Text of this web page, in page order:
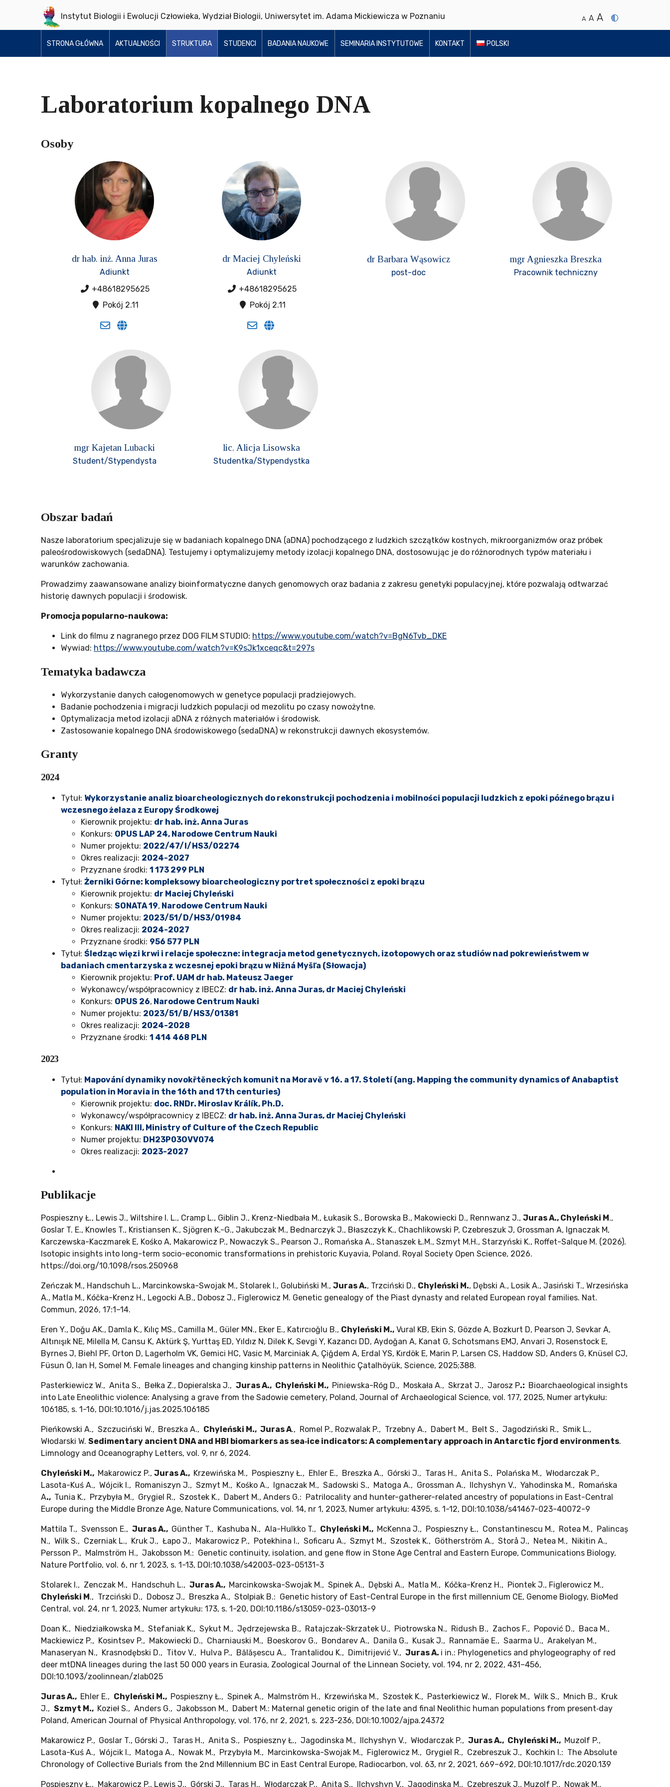
Instytut Biologii i Ewolucji Człowieka, Wydział Biologii, Uniwersytet im. Adama Mickiewicza w Poznaniu A A A
STRONA GŁÓWNA AKTUALNOŚCI STRUKTURA STUDENCI BADANIA NAUKOWE SEMINARIA INSTYTUTOWE KONTAKT POLSKI
Laboratorium kopalnego DNA
Osoby
dr hab. inż. Anna Juras
Adiunkt
+48618295625
Pokój 2.11
dr Maciej Chyleński
Adiunkt
+48618295625
Pokój 2.11
dr Barbara Wąsowicz
post-doc
mgr Agnieszka Breszka
Pracownik techniczny
mgr Kajetan Lubacki
Student/Stypendysta
lic. Alicja Lisowska
Studentka/Stypendystka
Obszar badań
Nasze laboratorium specjalizuje się w badaniach kopalnego DNA (aDNA) pochodzącego z ludzkich szczątków kostnych, mikroorganizmów oraz próbek
paleośrodowiskowych (sedaDNA). Testujemy i optymalizujemy metody izolacji kopalnego DNA, dostosowując je do różnorodnych typów materiału i
warunków zachowania.
Prowadzimy zaawansowane analizy bioinformatyczne danych genomowych oraz badania z zakresu genetyki populacyjnej, które pozwalają odtwarzać
historię dawnych populacji i środowisk.
Promocja popularno-naukowa:
Link do filmu z nagranego przez DOG FILM STUDIO: https://www.youtube.com/watch?v=BgN6Tvb_DKE
Wywiad: https://www.youtube.com/watch?v=K9sJk1xceqc&t=297s
Tematyka badawcza
Wykorzystanie danych całogenomowych w genetyce populacji pradziejowych.
Badanie pochodzenia i migracji ludzkich populacji od mezolitu po czasy nowożytne.
Optymalizacja metod izolacji aDNA z różnych materiałów i środowisk.
Zastosowanie kopalnego DNA środowiskowego (sedaDNA) w rekonstrukcji dawnych ekosystemów.
Granty
2024
Tytuł: Wykorzystanie analiz bioarcheologicznych do rekonstrukcji pochodzenia i mobilności populacji ludzkich z epoki późnego brązu i
wczesnego żelaza z Europy Środkowej
Kierownik projektu: dr hab. inż. Anna Juras
Konkurs: OPUS LAP 24, Narodowe Centrum Nauki
Numer projektu: 2022/47/I/HS3/02274
Okres realizacji: 2024-2027
Przyznane środki: 1 173 299 PLN
Tytuł: Żerniki Górne: kompleksowy bioarcheologiczny portret społeczności z epoki brązu
Kierownik projektu: dr Maciej Chyleński
Konkurs: SONATA 19, Narodowe Centrum Nauki
Numer projektu: 2023/51/D/HS3/01984
Okres realizacji: 2024-2027
Przyznane środki: 956 577 PLN
Tytuł: Śledząc więzi krwi i relacje społeczne: integracja metod genetycznych, izotopowych oraz studiów nad pokrewieństwem w
badaniach cmentarzyska z wczesnej epoki brązu w Nižná Myšľa (Słowacja)
Kierownik projektu: Prof. UAM dr hab. Mateusz Jaeger
Wykonawcy/współpracownicy z IBECZ: dr hab. inż. Anna Juras, dr Maciej Chyleński
Konkurs: OPUS 26, Narodowe Centrum Nauki
Numer projektu: 2023/51/B/HS3/01381
Okres realizacji: 2024-2028
Przyznane środki: 1 414 468 PLN
2023
Tytuł: Mapování dynamiky novokřtěneckých komunit na Moravě v 16. a 17. Století (ang. Mapping the community dynamics of Anabaptist
population in Moravia in the 16th and 17th centuries)
Kierownik projektu: doc. RNDr. Miroslav Králík, Ph.D.
Wykonawcy/współpracownicy z IBECZ: dr hab. inż. Anna Juras, dr Maciej Chyleński
Konkurs: NAKI III, Ministry of Culture of the Czech Republic
Numer projektu: DH23P03OVV074
Okres realizacji: 2023-2027
Publikacje
Pospieszny Ł., Lewis J., Wiltshire I. L., Cramp L., Giblin J., Krenz-Niedbała M., Łukasik S., Borowska B., Makowiecki D., Rennwanz J., Juras A., Chyleński M .,
Goslar T. E., Knowles T., Kristiansen K., Sjögren K.-G., Jakubczak M., Bednarczyk J., Błaszczyk K., Chachlikowski P, Czebreszuk J, Grossman A, Ignaczak M,
Karczewska-Kaczmarek E, Kośko A, Makarowicz P., Nowaczyk S., Pearson J., Romańska A., Stanaszek Ł.M., Szmyt M.H., Starzyński K., Roffet-Salque M. (2026).
Isotopic insights into long-term socio-economic transformations in prehistoric Kuyavia, Poland. Royal Society Open Science, 2026.
https://doi.org/10.1098/rsos.250968
Zeńczak M., Handschuh L., Marcinkowska-Swojak M., Stolarek I., Golubiński M., Juras A., Trzciński D., Chyleński M., Dębski A., Losik A., Jasiński T., Wrzesińska
A., Matla M., Kóčka-Krenz H., Legocki A.B., Dobosz J., Figlerowicz M. Genetic genealogy of the Piast dynasty and related European royal families. Nat.
Commun, 2026, 17:1–14.
Eren Y., Doğu AK., Damla K., Kılıç MS., Camilla M., Güler MN., Eker E., Katırcıoğlu B., Chyleński M., Vural KB, Ekin S, Gözde A, Bozkurt D, Pearson J, Sevkar A,
Altınışık NE, Milella M, Cansu K, Aktürk Ş, Yurttaş ED, Yıldız N, Dilek K, Sevgi Y, Kazancı DD, Aydoğan A, Kanat G, Schotsmans EMJ, Anvari J, Rosenstock E,
Byrnes J, Biehl PF, Orton D, Lagerholm VK, Gemici HC, Vasic M, Marciniak A, Çiğdem A, Erdal YS, Kırdök E, Marin P, Larsen CS, Haddow SD, Anders G, Knüsel CJ,
Füsun Ö, Ian H, Somel M. Female lineages and changing kinship patterns in Neolithic Çatalhöyük, Science, 2025;388.
Pasterkiewicz W., Anita S., Bełka Z., Dopieralska J., Juras A., Chyleński M., Piniewska-Róg D., Moskała A., Skrzat J., Jarosz P.: Bioarchaeological insights
into Late Eneolithic violence: Analysing a grave from the Sadowie cemetery, Poland, Journal of Archaeological Science, vol. 177, 2025, Numer artykułu:
106185, s. 1-16, DOI:10.1016/j.jas.2025.106185
Pieńkowski A., Szczuciński W., Breszka A., Chyleński M., Juras A., Romel P., Rozwalak P., Trzebny A., Dabert M., Belt S., Jagodziński R., Smik L.,
Włodarski W. Sedimentary ancient DNA and HBI biomarkers as sea‐ice indicators: A complementary approach in Antarctic fjord environments.
Limnology and Oceanography Letters, vol. 9, nr 6, 2024.
Chyleński M., Makarowicz P., Juras A., Krzewińska M., Pospieszny Ł., Ehler E., Breszka A., Górski J., Taras H., Anita S., Polańska M., Włodarczak P.,
Lasota-Kuś A., Wójcik I., Romaniszyn J., Szmyt M., Kośko A., Ignaczak M., Sadowski S., Matoga A., Grossman A., Ilchyshyn V., Yahodinska M., Romańska
A., Tunia K., Przybyła M., Grygiel R., Szostek K., Dabert M., Anders G.: Patrilocality and hunter-gatherer-related ancestry of populations in East-Central
Europe during the Middle Bronze Age, Nature Communications, vol. 14, nr 1, 2023, Numer artykułu: 4395, s. 1-12, DOI:10.1038/s41467-023-40072-9
Mattila T., Svensson E., Juras A., Günther T., Kashuba N., Ala-Hulkko T., Chyleński M., McKenna J., Pospieszny Ł., Constantinescu M., Rotea M., Palincaș
N., Wilk S., Czerniak L., Kruk J., Łapo J., Makarowicz P., Potekhina I., Soficaru A., Szmyt M., Szostek K., Götherström A., Storå J., Netea M., Nikitin A.,
Persson P., Malmström H., Jakobsson M.: Genetic continuity, isolation, and gene flow in Stone Age Central and Eastern Europe, Communications Biology,
Nature Portfolio, vol. 6, nr 1, 2023, s. 1-13, DOI:10.1038/s42003-023-05131-3
Stolarek I., Zenczak M., Handschuh L., Juras A., Marcinkowska-Swojak M., Spinek A., Dębski A., Matla M., Kóčka-Krenz H., Piontek J., Figlerowicz M.,
Chyleński M ., Trzciński D., Dobosz J., Breszka A., Stolpiak B.: Genetic history of East-Central Europe in the first millennium CE, Genome Biology, BioMed
Central, vol. 24, nr 1, 2023, Numer artykułu: 173, s. 1-20, DOI:10.1186/s13059-023-03013-9
Doan K., Niedziałkowska M., Stefaniak K., Sykut M., Jędrzejewska B., Ratajczak-Skrzatek U., Piotrowska N., Ridush B., Zachos F., Popović D., Baca M.,
Mackiewicz P., Kosintsev P., Makowiecki D., Charniauski M., Boeskorov G., Bondarev A., Danila G., Kusak J., Rannamäe E., Saarma U., Arakelyan M.,
Manaseryan N., Krasnodębski D., Titov V., Hulva P., Bălășescu A., Trantalidou K., Dimitrijević V., Juras A. i in.: Phylogenetics and phylogeography of red
deer mtDNA lineages during the last 50 000 years in Eurasia, Zoological Journal of the Linnean Society, vol. 194, nr 2, 2022, 431–456,
DOI:10.1093/zoolinnean/zlab025
Juras A., Ehler E., Chyleński M., Pospieszny Ł., Spinek A., Malmström H., Krzewińska M., Szostek K., Pasterkiewicz W., Florek M., Wilk S., Mnich B., Kruk
J., Szmyt M., Kozieł S., Anders G., Jakobsson M., Dabert M.: Maternal genetic origin of the late and final Neolithic human populations from present‐day
Poland, American Journal of Physical Anthropology, vol. 176, nr 2, 2021, s. 223-236, DOI:10.1002/ajpa.24372
Makarowicz P., Goslar T., Górski J., Taras H., Anita S., Pospieszny Ł., Jagodinska M., Ilchyshyn V., Włodarczak P., Juras A., Chyleński M., Muzolf P.,
Lasota-Kuś A., Wójcik I., Matoga A., Nowak M., Przybyła M., Marcinkowska-Swojak M., Figlerowicz M., Grygiel R., Czebreszuk J., Kochkin I.: The Absolute
Chronology of Collective Burials from the 2nd Millennium BC in East Central Europe, Radiocarbon, vol. 63, nr 2, 2021, 669–692, DOI:10.1017/rdc.2020.139
Pospieszny Ł., Makarowicz P., Lewis J., Górski J., Taras H., Włodarczak P., Anita S., Ilchyshyn V., Jagodinska M., Czebreszuk J., Muzolf P., Nowak M.,